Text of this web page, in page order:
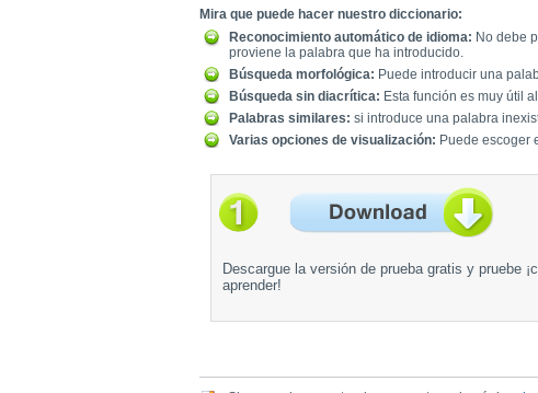
Mira que puede hacer nuestro diccionario:
Reconocimiento automático de idioma: No debe
proviene la palabra que ha introducido.
Búsqueda morfológica: Puede introducir una
Búsqueda sin diacrítica: Esta función es muy útil
Palabras similares: si introduce una palabra
Varias opciones de visualización: Puede escoger
Descargue la versión de prueba gratis y pruebe
aprender!